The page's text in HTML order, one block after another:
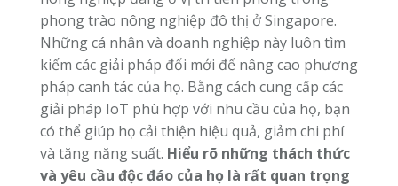
phong trào nông nghiệp đô thị ở Singapore.
Những cá nhân và doanh nghiệp này luôn tìm
kiếm các giải pháp đổi mới để nâng cao phương
pháp canh tác của họ. Bằng cách cung cấp các
giải pháp IoT phù hợp với nhu cầu của họ, bạn
có thể giúp họ cải thiện hiệu quả, giảm chi phí
và tăng năng suất. Hiểu rõ những thách thức
và yêu cầu độc đáo của họ là rất quan trọng